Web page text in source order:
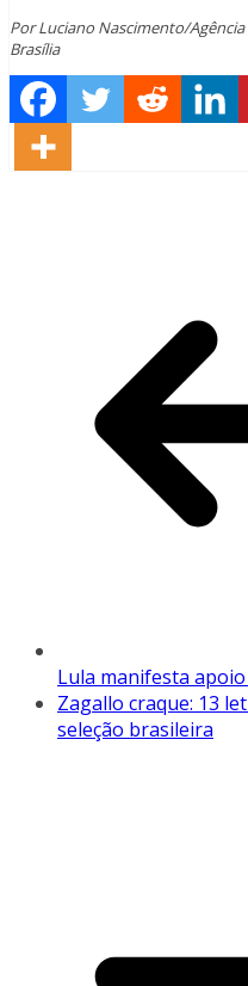
Por Luciano Nascimento/
Brasília
Lula manifesta
Zagallo craque: 13
seleção brasileira